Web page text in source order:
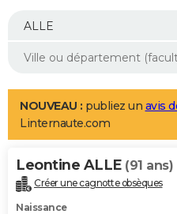
Mobiles
Meilleur smartphone
Internet
Ordinateurs
Jeux vidéo
Guide high-tech
Aménagement intérieur
LIFESTYLE
Art de vivre
Bien-être
Loisirs
Mode
Modes de vie
Alimentation
Guide de la santé
Maladies
Médicaments
Sommeil
VOYAGE
Destinations
City break
Voyage nature
Voyage de noces
Forum
Climat
+PHOTO
NOUVEAU : publiez un avis
Linternaute.com
Leontine ALLE (91 ans)
Créer une cagnotte obsèques
Naissance